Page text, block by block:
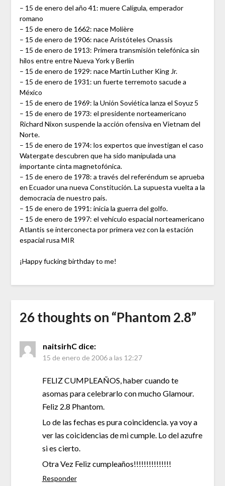
– 15 de enero del año 41: muere Calígula, emperador
romano
– 15 de enero de 1662: nace Molière
– 15 de enero de 1906: nace Aristóteles Onassis
– 15 de enero de 1913: Primera transmisión telefónica sin
hilos entre entre Nueva York y Berlín
– 15 de enero de 1929: nace Martin Luther King Jr.
– 15 de enero de 1931: un fuerte terremoto sacude a
México
– 15 de enero de 1969: la Unión Soviética lanza el Soyuz 5
– 15 de enero de 1973: el presidente norteamericano
Richard Nixon suspende la acción ofensiva en Vietnam del
Norte.
– 15 de enero de 1974: los expertos que investigan el caso
Watergate descubren que ha sido manipulada una
importante cinta magnetofónica.
– 15 de enero de 1978: a través del referéndum se aprueba
en Ecuador una nueva Constitución. La supuesta vuelta a la
democracia de nuestro país.
– 15 de enero de 1991: inicia la guerra del golfo.
– 15 de enero de 1997: el vehículo espacial norteamericano
Atlantis se interconecta por primera vez con la estación
espacial rusa MIR
¡Happy fucking birthday to me!
26 thoughts on “Phantom 2.8”
naitsirhC dice:
15 de enero de 2006 a las 12:27
FELIZ CUMPLEAÑOS, haber cuando te
asomas para celebrarlo con mucho Glamour.
Feliz 2.8 Phantom.
Lo de las fechas es pura coincidencia. ya voy a
ver las coicidencias de mi cumple. Lo del azufre
si es cierto.
Otra Vez Feliz cumpleaños!!!!!!!!!!!!!!!
Responder